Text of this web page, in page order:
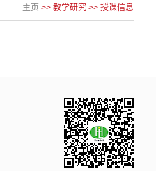
主页 >> 教学研究 >> 授课信息